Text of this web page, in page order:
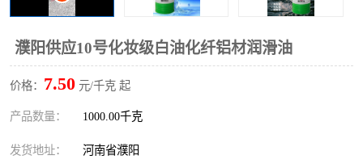
濮阳供应10号化妆级白油化纤铝材润滑油
价格： 7.50 元/千克 起
产品数量： 1000.00千克
发货地址： 河南省濮阳